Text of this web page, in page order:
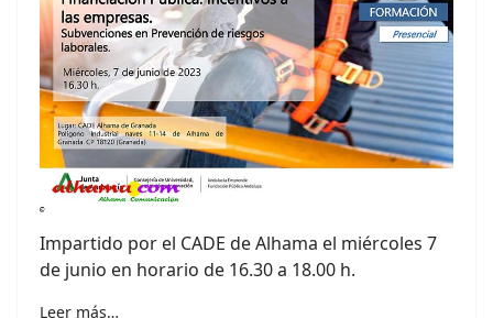
Impartido por el CADE de Alhama el miércoles 7
de junio en horario de 16.30 a 18.00 h.
Leer más…